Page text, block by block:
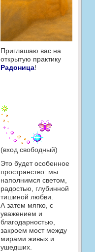
Приглашаю вас на
открытую практику
Радоница!
(вход свободный)
Это будет особенное
пространство: мы
наполнимся светом,
радостью, глубинной
тишиной любви.
А затем мягко, с
уважением и
благодарностью,
закроем мост между
мирами живых и
ушедших.